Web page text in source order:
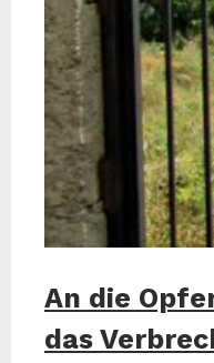
An die
das